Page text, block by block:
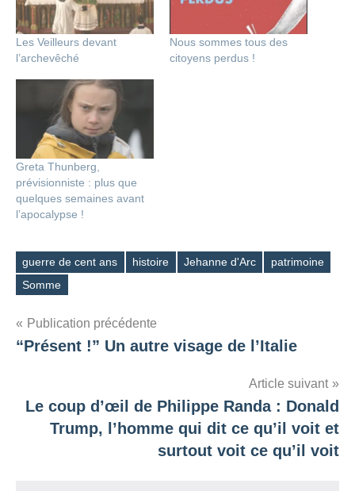
Les Veilleurs devant
l’archevêché
Nous sommes tous des
citoyens perdus !
Greta Thunberg,
prévisionniste : plus que
quelques semaines avant
l’apocalypse !
Étiquettes
guerre de cent ans histoire Jehanne d'Arc
patrimoine
Somme
Navigation
de
Publication précédente
“Présent !” Un autre visage de l’Italie
Article suivant
Le coup d’œil de Philippe Randa : Donald
Trump, l’homme qui dit ce qu’il voit et
surtout voit ce qu’il voit